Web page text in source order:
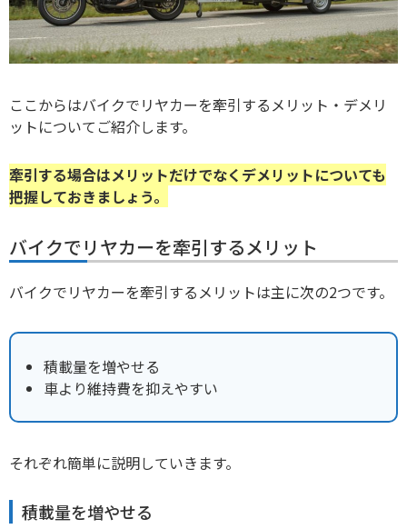
ここからはバイクでリヤカーを牽引するメリット・デメリ
ットについてご紹介します。
牽引する場合はメリットだけでなくデメリットについても
把握しておきましょう。
バイクでリヤカーを牽引するメリット
バイクでリヤカーを牽引するメリットは主に次の2つです。
積載量を増やせる
車より維持費を抑えやすい
それぞれ簡単に説明していきます。
積載量を増やせる